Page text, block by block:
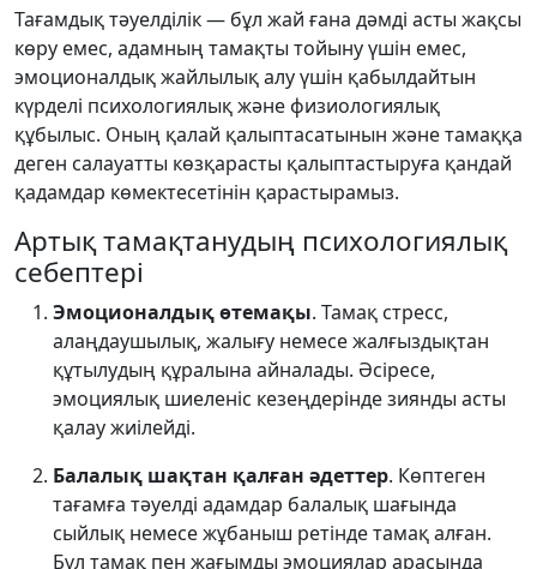
Тағамдық тәуелділік — бұл жай ғана дәмді асты жақсы
көру емес, адамның тамақты тойыну үшін емес,
эмоционалдық жайлылық алу үшін қабылдайтын
күрделі психологиялық және физиологиялық
құбылыс. Оның қалай қалыптасатынын және тамаққа
деген салауатты көзқарасты қалыптастыруға қандай
қадамдар көмектесетінін қарастырамыз.
Артық тамақтанудың психологиялық
себептері
Эмоционалдық өтемақы. Тамақ стресс,
алаңдаушылық, жалығу немесе жалғыздықтан
құтылудың құралына айналады. Әсіресе,
эмоциялық шиеленіс кезеңдерінде зиянды асты
қалау жиілейді.
Балалық шақтан қалған әдеттер. Көптеген
тағамға тәуелді адамдар балалық шағында
сыйлық немесе жұбаныш ретінде тамақ алған.
Бұл тамақ пен жағымды эмоциялар арасында